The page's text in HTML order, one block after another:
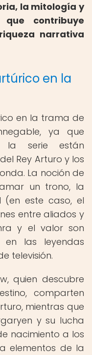
la mitología y
contribuye
narrativa
en la
en la trama de
ya que
la serie están
Rey Arturo y los
La noción de
un trono, la
(en este caso, el
entre aliados y
y el valor son
en las leyendas
televisión.
quien descubre
comparten
mientras que
y su lucha
nacimiento a los
elementos de la